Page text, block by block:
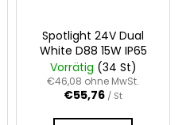
Spotlight 24V Dual
White D88 15W IP65
Vorrätig (34 St)
€46,08 ohne MwSt.
€55,76 / St